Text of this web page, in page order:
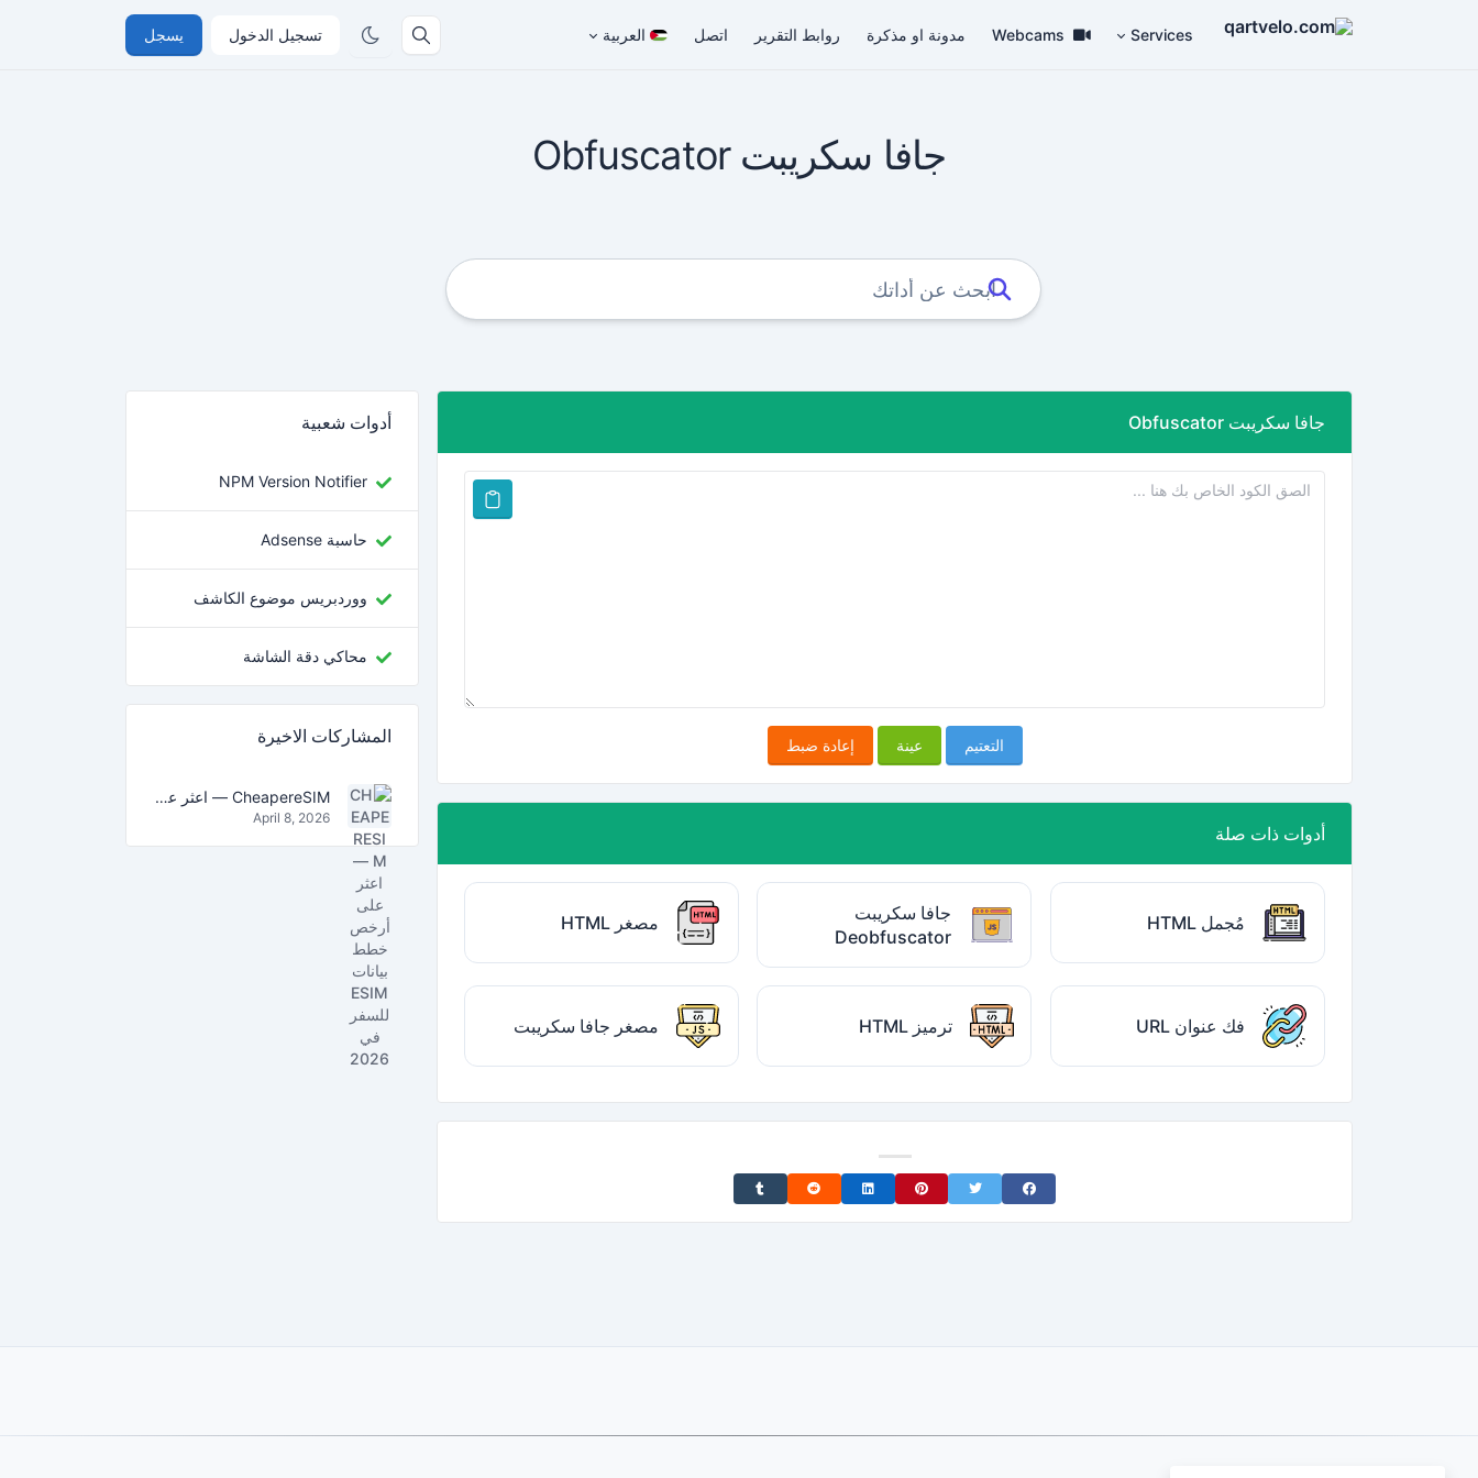
تسجيل الدخول يسجل Services
Webcams مدونة او مذكرة روابط التقرير اتصل العربية
جافا سكريبت Obfuscator
جافا سكريبت Obfuscator
التعتيم عينة إعادة ضبط
أدوات ذات صلة
مُجمل HTML
جافا سكريبت
Deobfuscator
مصغر HTML
فك عنوان URL ترميز HTML مصغر جافا سكريبت
Share on Facebook
Share on Twitter
Share on Pinterest
Share on LinkedIn
Share on Reddit
Share on Tumblr
أدوات شعبية
NPM Version Notifier
حاسبة Adsense
ووردبريس موضوع الكاشف
محاكي دقة الشاشة
المشاركات الاخيرة
CheapereSIM — اعثر على أرخص خطط بيانات eSIM للسفر في 2026
April 8, 2026